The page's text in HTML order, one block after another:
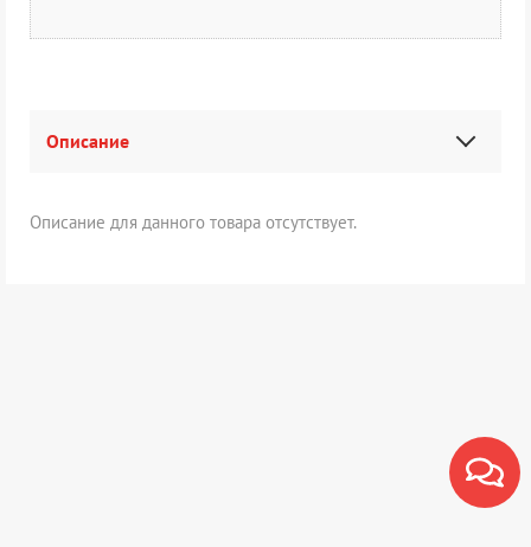
Описание
Описание для данного товара отсутствует.